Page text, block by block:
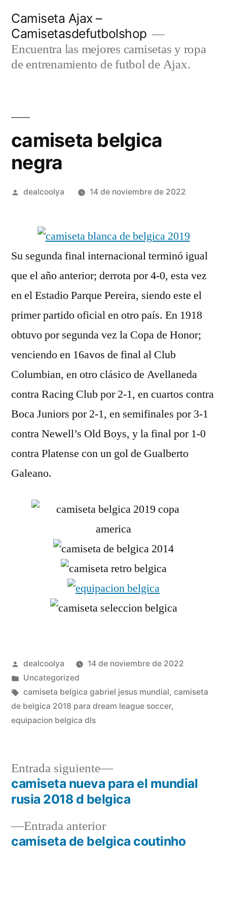
contenido
Camiseta Ajax –
Camisetasdefutbolshop
Encuentra las mejores camisetas y ropa
de entrenamiento de futbol de Ajax.
camiseta belgica
negra
Publicado
dealcoolya 14 de noviembre de 2022
Su segunda final internacional terminó igual
que el año anterior; derrota por 4-0, esta vez
en el Estadio Parque Pereira, siendo este el
primer partido oficial en otro país. En 1918
obtuvo por segunda vez la Copa de Honor;
venciendo en 16avos de final al Club
Columbian, en otro clásico de Avellaneda
contra Racing Club por 2-1, en cuartos contra
Boca Juniors por 2-1, en semifinales por 3-1
contra Newell’s Old Boys, y la final por 1-0
contra Platense con un gol de Gualberto
Galeano.
Publicado
por
dealcoolya
14 de noviembre de 2022
Publicado
en
Uncategorized
Etiquetas:
camiseta belgica gabriel jesus mundial, camiseta
de belgica 2018 para dream league soccer,
equipacion belgica dls
Navegación
entradas
Entrada anteriorEntrada
anterior:
camiseta de belgica coutinho
Entrada siguiente
Entrada
siguiente:
camiseta nueva para el mundial
rusia 2018 d belgica